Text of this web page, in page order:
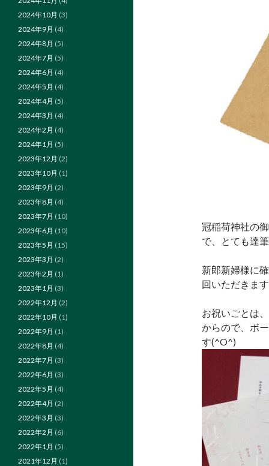
冠稲荷神社の
で、とても達
新郎新婦様に
回いただきま
お祝いごとは
からので、ボ
す(^O^)
2024年10月 (3)
2024年9月 (4)
2024年8月 (5)
2024年7月 (5)
2024年6月 (4)
2024年5月 (4)
2024年4月 (5)
2024年3月 (4)
2024年2月 (4)
2024年1月 (5)
2023年12月 (2)
2023年10月 (1)
2023年9月 (2)
2023年8月 (4)
2023年7月 (10)
2023年6月 (10)
2023年5月 (15)
2023年3月 (2)
2023年2月 (1)
2023年1月 (3)
2022年12月 (2)
2022年10月 (1)
2022年9月 (1)
2022年8月 (4)
2022年7月 (3)
2022年6月 (3)
2022年5月 (4)
2022年4月 (2)
2022年3月 (3)
2022年2月 (6)
2022年1月 (5)
2021年12月 (1)